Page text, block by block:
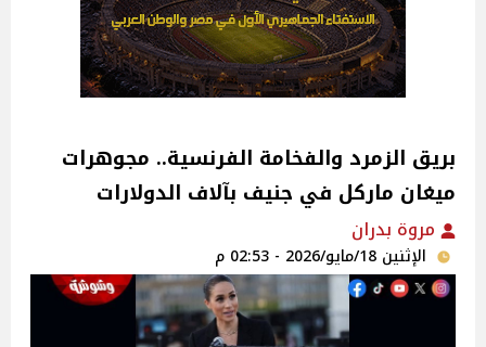
بريق الزمرد والفخامة الفرنسية.. مجوهرات
ميغان ماركل في جنيف بآلاف الدولارات
مروة بدران
الإثنين 18/مايو/2026 - 02:53 م